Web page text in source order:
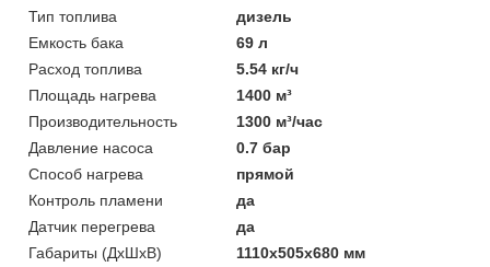
Тип топлива
дизель
Емкость бака
69 л
Расход топлива
5.54 кг/ч
Площадь нагрева
1400 м³
Производительность
1300 м³/час
Давление насоса
0.7 бар
Способ нагрева
прямой
Контроль пламени
да
Датчик перегрева
да
Габариты (ДxШxВ)
1110x505x680 мм